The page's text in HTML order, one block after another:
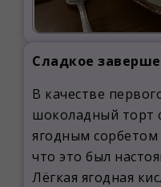
Сладкое
В качестве
шоколадный торт
ягодным
что это был
Лёгкая ягодная